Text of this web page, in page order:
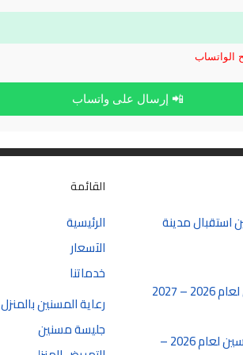
📲 إرسال على واتساب
القائمة
الرئيسية
الآسعار
خدماتنا
رعاية المسنين بالمنزل
جليسة مسنين
مدينة
2027
شغل سكرتارية في المهندسين لعام 2026 –